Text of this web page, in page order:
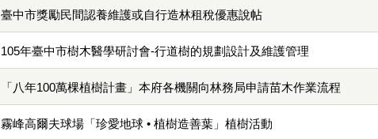
臺中市獎勵民間認養維護或自行造林租稅優惠說帖
105年臺中市樹木醫學研討會-行道樹的規劃設計及維護管理
「八年100萬棵植樹計畫」本府各機關向林務局申請苗木作業流程
霧峰高爾夫球場「珍愛地球 • 植樹造善葉」植樹活動